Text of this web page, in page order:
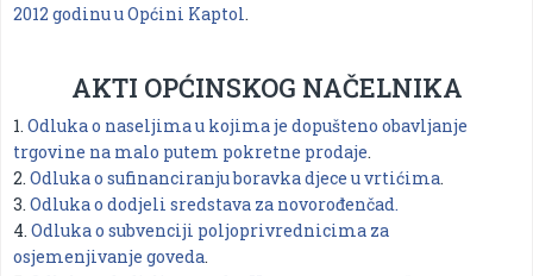
2012 godinu u Općini Kaptol.
AKTI OPĆINSKOG NAČELNIKA
1. Odluka o naseljima u kojima je dopušteno obavljanje
trgovine na malo putem pokretne prodaje.
2. Odluka o sufinanciranju boravka djece u vrtićima.
3. Odluka o dodjeli sredstava za novorođenčad.
4. Odluka o subvenciji poljoprivrednicima za
osjemenjivanje goveda.